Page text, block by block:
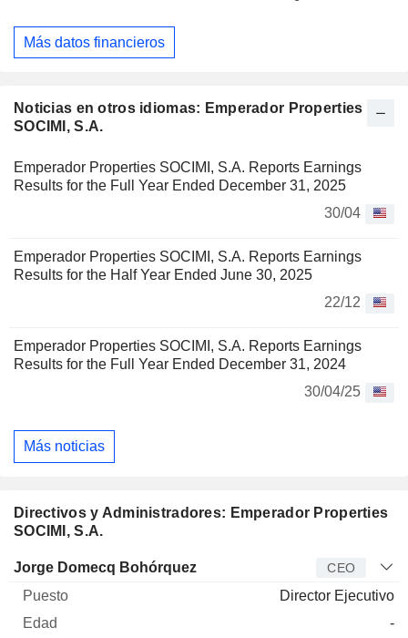
Noticias en otros idiomas: Emperador Properties
SOCIMI, S.A.
Emperador Properties SOCIMI, S.A. Reports Earnings
Results for the Full Year Ended December 31, 2025
30/04
Emperador Properties SOCIMI, S.A. Reports Earnings
Results for the Half Year Ended June 30, 2025
22/12
Emperador Properties SOCIMI, S.A. Reports Earnings
Results for the Full Year Ended December 31, 2024
30/04/25
Más noticias
Directivos y Administradores: Emperador Properties
SOCIMI, S.A.
Director Puesto Edad Desde
Jorge Domecq Bohórquez CEO
Director Ejecutivo
-
Más datos financieros